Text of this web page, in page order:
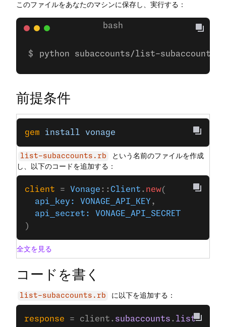
このファイルをあなたのマシンに保存し、実行する：
python subaccounts/list-
前提条件
gem install vonage
list-subaccounts.rb
という名前のファイルを作成
し、以下のコードを追加する：
client = Vonage ::Client . new(
  api_key:
VONAGE_API_KEY ,
  api_secret:
VONAGE_API_SECRET
)
全文を見る
コードを書く
list-subaccounts.rb に以下を追加する：
response = client. subaccounts . list